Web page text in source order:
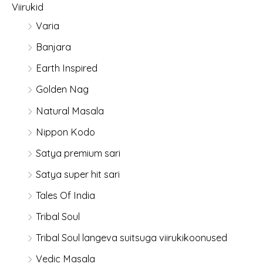
Viirukid
Varia
Banjara
Earth Inspired
Golden Nag
Natural Masala
Nippon Kodo
Satya premium sari
Satya super hit sari
Tales Of India
Tribal Soul
Tribal Soul langeva suitsuga viirukikoonused
Vedic Masala